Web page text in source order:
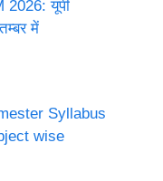
2026: यूपी
में
Syllabus
wise